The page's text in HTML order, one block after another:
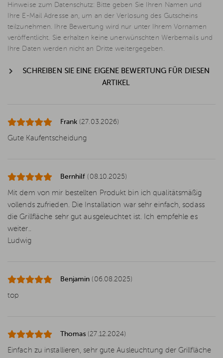
Hinweise zum Datenschutz: Bitte geben Sie Ihren Namen und
Ihre E-Mail Adresse an, um an der Verlosung des Gutscheins
teilzunehmen. Ihre Bewertung wird nur unter Ihrem Vornamen
veröffentlicht. Sie erhalten keine unerwünschten Werbemails und
Ihre Daten werden nicht an Dritte weitergegeben.
SCHREIBEN SIE EINE EIGENE BEWERTUNG FÜR DIESEN
ARTIKEL
Frank (27.03.2026)
Gute Kaufentscheidung
Bernhilf (08.10.2025)
Mit dem von mir bestellten Produkt bin ich qualitätsmäßig
vollends zufrieden. Die Installation war sehr einfach, sodass
die Grillfläche sehr gut ausgeleuchtet ist. Ich empfehle es
weiter..
Ludwig
Benjamin (06.08.2025)
top
Thomas (27.12.2024)
Einfach zu installieren, sehr gute Ausleuchtung der Grillfläche